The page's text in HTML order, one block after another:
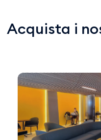
Acquista i